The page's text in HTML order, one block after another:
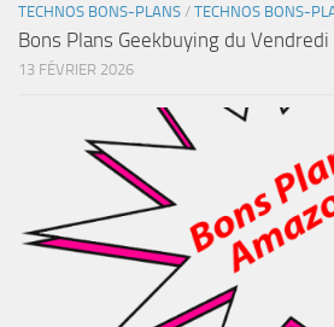
TECHNOS BONS-PLANS / TECHNOS BONS-
Bons Plans Geekbuying du
13 FÉVRIER 2026